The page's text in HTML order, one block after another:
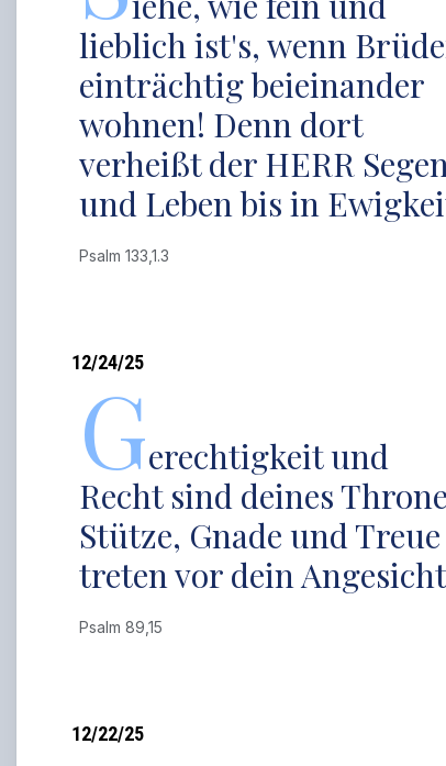
lieblich ist's, wenn
einträchtig beieinander
wohnen! Denn dort
verheißt der HERR
und Leben bis in
Psalm 133,1.3
12/24/25
Gerechtigkeit und
Recht sind deines
Stütze, Gnade und Treue
treten vor dein
Psalm 89,15
12/22/25